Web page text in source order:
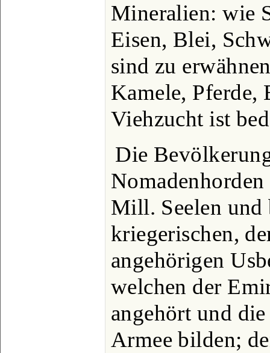
Mineralien: wie
Eisen, Blei,
sind zu
Kamele, Pferde,
Viehzucht ist
Die
Mill. Seelen und
kriegerischen,
angehörigen
welchen der
angehört und
Armee bilden;